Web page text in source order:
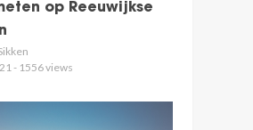
op Reeuwijkse
- 1556 views